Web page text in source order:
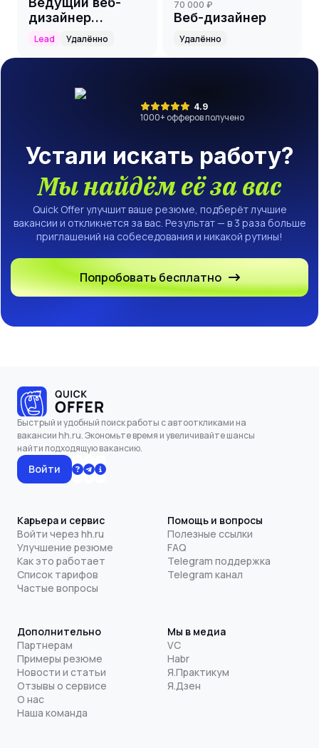
дизайнер
(маркетинг)
Lead Удалённо
70 000 ₽
Веб-дизайнер
Удалённо
4.9
1000+ офферов получено
Устали искать работу?
Мы найдём её за вас
Quick Offer улучшит ваше резюме, подберёт лучшие
вакансии и откликнется за вас. Результат — в 3 раза больше
приглашений на собеседования и никакой рутины!
Попробовать бесплатно
Быстрый и удобный поиск работы с автооткликами на
вакансии hh.ru. Экономьте время и увеличивайте шансы
найти подходящую вакансию.
Войти
Карьера и сервис
Войти через hh.ru
Улучшение резюме
Как это работает
Список тарифов
Частые вопросы
Помощь и вопросы
Полезные ссылки
FAQ
Telegram поддержка
Telegram канал
Дополнительно
Партнерам
Примеры резюме
Новости и статьи
Отзывы о сервисе
О нас
Наша команда
Мы в медиа
VC
Habr
Я.Практикум
Я.Дзен